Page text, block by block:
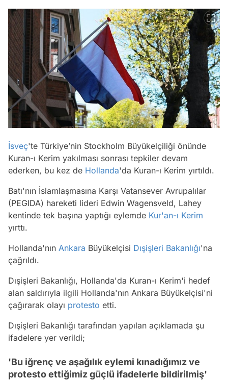
İsveç'te Türkiye’nin Stockholm Büyükelçiliği önünde
Kuran-ı Kerim yakılması sonrası tepkiler devam
ederken, bu kez de Hollanda'da Kuran-ı Kerim yırtıldı.
Batı'nın İslamlaşmasına Karşı Vatansever Avrupalılar
(PEGIDA) hareketi lideri Edwin Wagensveld, Lahey
kentinde tek başına yaptığı eylemde Kur'an-ı Kerim
yırttı.
Hollanda'nın Ankara Büyükelçisi Dışişleri Bakanlığı'na
çağrıldı.
Dışişleri Bakanlığı, Hollanda'da Kuran-ı Kerim'i hedef
alan saldırıyla ilgili Hollanda'nın Ankara Büyükelçisi'ni
çağırarak olayı protesto etti.
Dışişleri Bakanlığı tarafından yapılan açıklamada şu
ifadelere yer verildi;
'Bu iğrenç ve aşağılık eylemi kınadığımız ve
protesto ettiğimiz güçlü ifadelerle bildirilmiş'